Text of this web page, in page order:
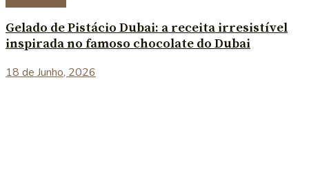
Gelado de Pistácio Dubai: a receita irresistível
inspirada no famoso chocolate do Dubai
18 de Junho, 2026